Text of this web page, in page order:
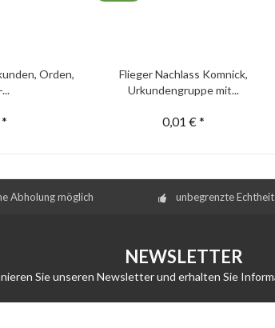
Orden,
Flieger Nachlass Komnick,
Urkundengruppe mit...
0,01 € *
Abholung möglich unbegrenzte
NEWSLETTER
Sie unseren Newsletter und erhalten Sie